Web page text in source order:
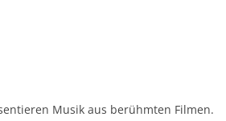
Musik aus berühmten Filmen.